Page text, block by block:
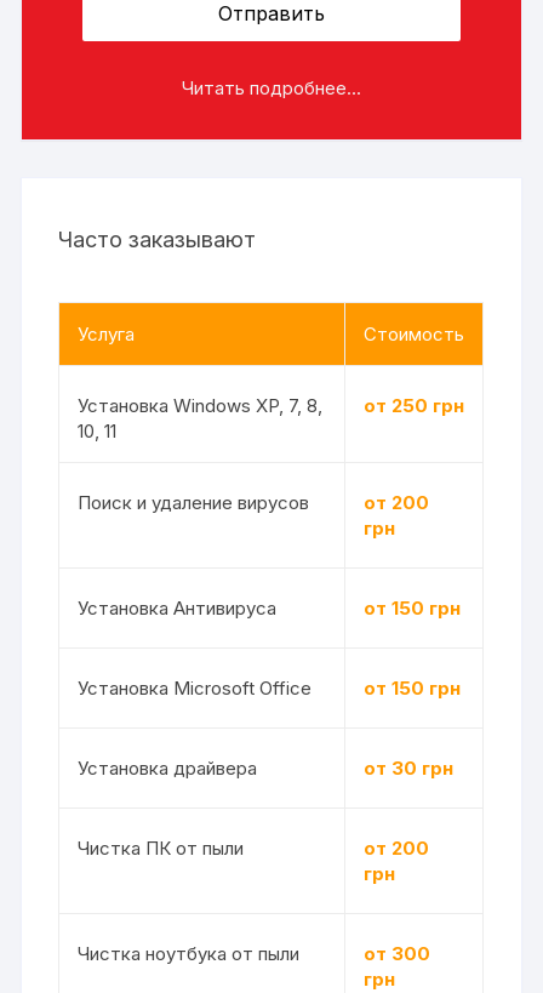
Читать подробнее...
Часто заказывают
Услуга Стоимость
Установка Windows XP, 7, 8,
10, 11
от 250 грн
Поиск и удаление вирусов
от 200
грн
Установка Антивируса от 150 грн
Установка Microsoft Office от 150 грн
Установка драйвера от 30 грн
Чистка ПК от пыли
от 200
грн
Чистка ноутбука от пыли
от 300
грн